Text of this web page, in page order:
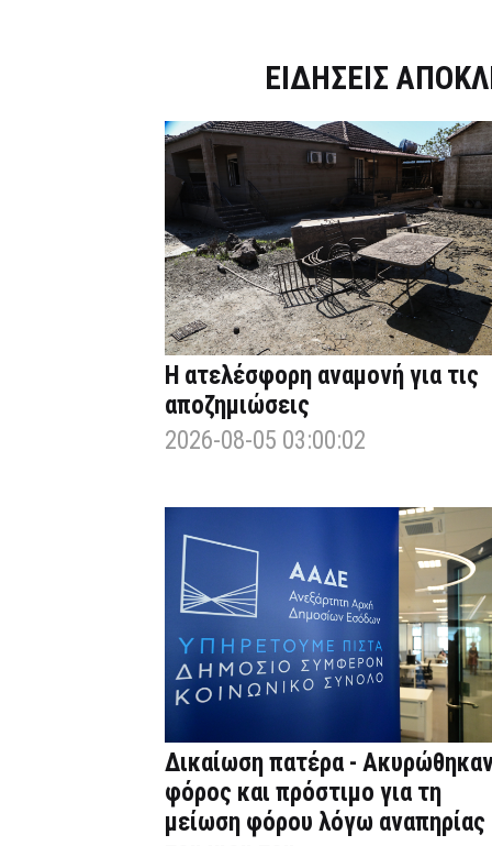
ΕΙΔΗΣΕΙΣ
Η ατελέσφορη αναμονή για τις
αποζημιώσεις
2026-08-05 03:00:02
Δικαίωση πατέρα -
φόρος και πρόστιμο για τη
μείωση φόρου λόγω αναπηρίας